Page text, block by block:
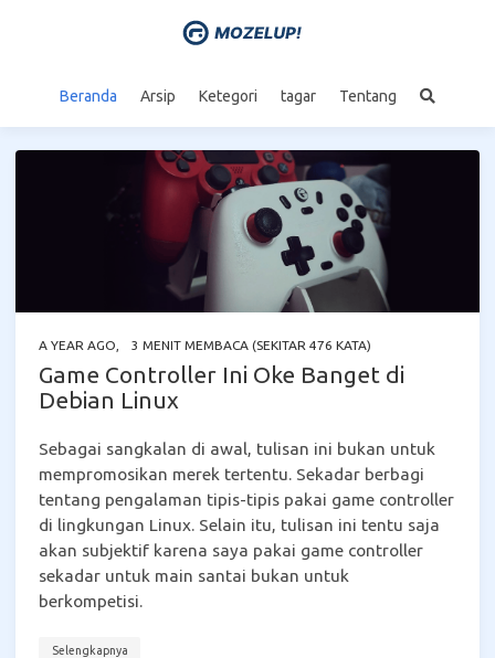
Beranda Arsip Ketegori tagar Tentang
A YEAR AGO 3 MENIT MEMBACA (SEKITAR 476 KATA)
Game Controller Ini Oke Banget di
Debian Linux
Sebagai sangkalan di awal, tulisan ini bukan untuk
mempromosikan merek tertentu. Sekadar berbagi
tentang pengalaman tipis-tipis pakai game controller
di lingkungan Linux. Selain itu, tulisan ini tentu saja
akan subjektif karena saya pakai game controller
sekadar untuk main santai bukan untuk
berkompetisi.
Selengkapnya